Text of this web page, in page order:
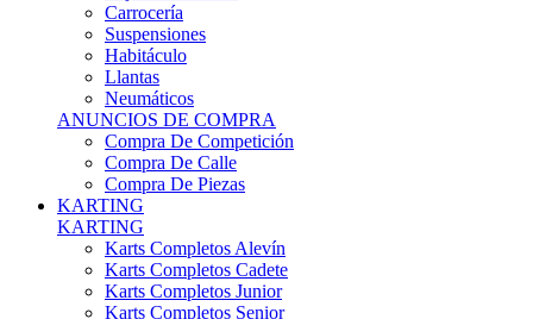
Carrocería
Suspensiones
Habitáculo
Llantas
Neumáticos
ANUNCIOS DE COMPRA
Compra De Competición
Compra De Calle
Compra De Piezas
KARTING
KARTING
Karts Completos Alevín
Karts Completos Cadete
Karts Completos Junior
Karts Completos Senior